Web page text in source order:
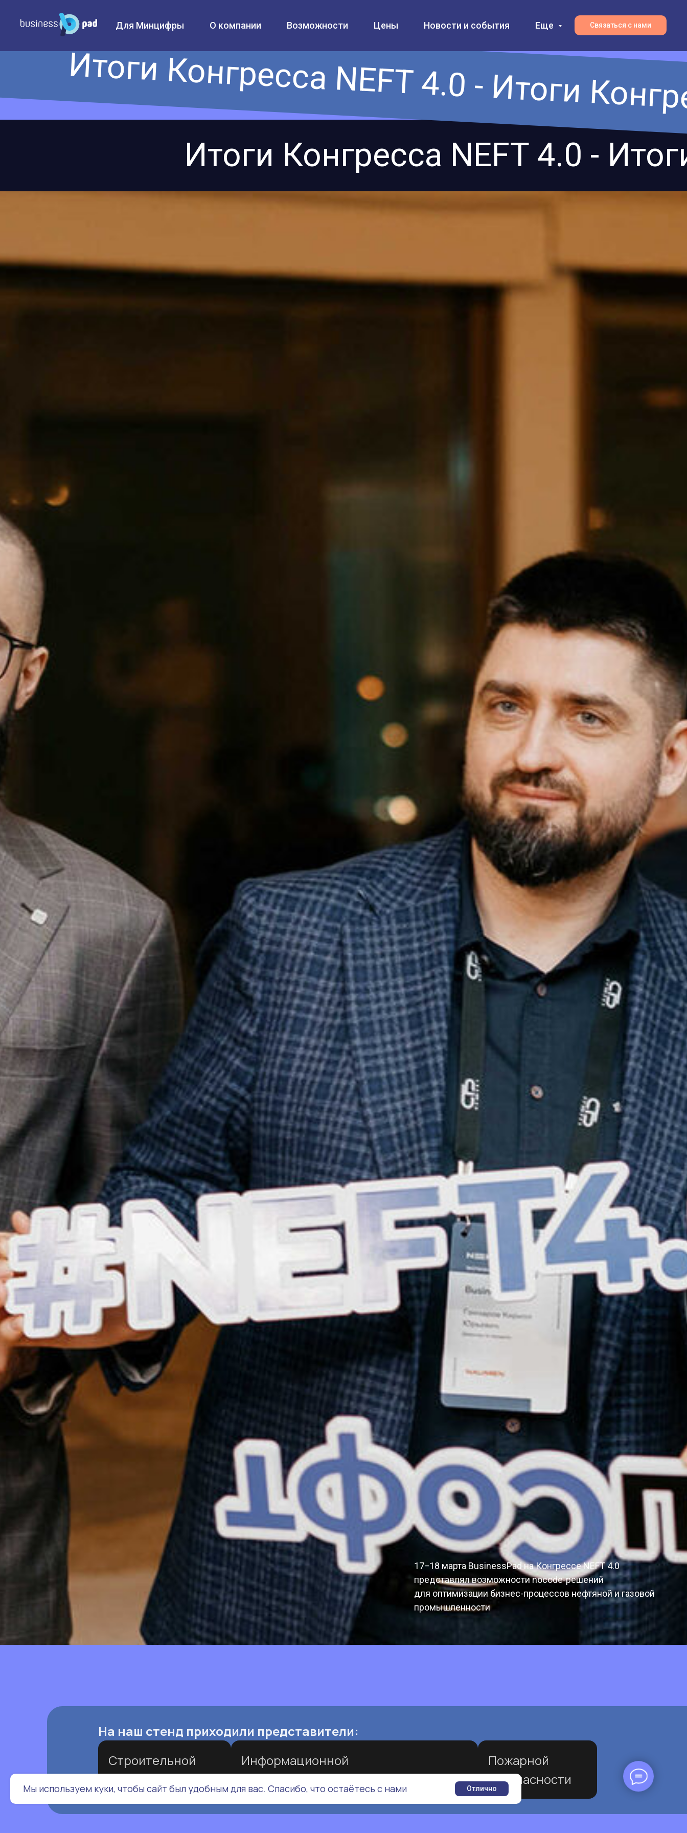
Для Минцифры О компании Возможности Цены Новости и события Еще Связаться с нами
Итоги Конгресса NEFT 4.0 -
Итоги Конгресса NEFT 4.0 - Итоги
17−18 марта BusinessPad на Конгрессе NEFT 4.0
представлял возможности nocode-решений
для оптимизации бизнес-процессов нефтяной и газовой
промышленности
На наш стенд приходили представители:
Строительной
отрасли
Информационной
безопасности
Пожарной
безопасности
Мы используем куки, чтобы сайт был удобным для вас. Спасибо, что остаётесь с нами Отлично